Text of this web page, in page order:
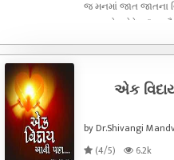
જ મનમાં જાત જાતના
લખ્યા છે. જે દેશ “
son
એક
by Dr.Shivangi
(4/5)
6.2k